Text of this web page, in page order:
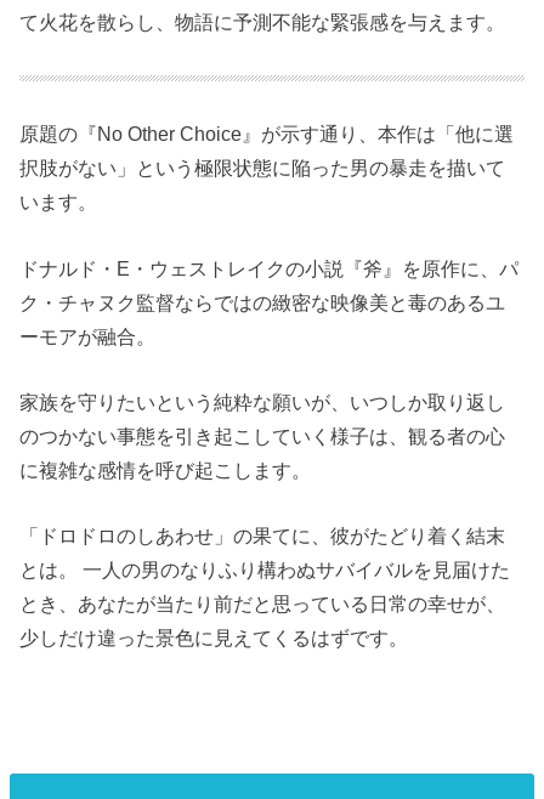
て火花を散らし、物語に予測不能な緊張感を与えます。
原題の『No Other Choice』が示す通り、本作は「他に選
択肢がない」という極限状態に陥った男の暴走を描いて
います。
ドナルド・E・ウェストレイクの小説『斧』を原作に、パ
ク・チャヌク監督ならではの緻密な映像美と毒のあるユ
ーモアが融合。
家族を守りたいという純粋な願いが、いつしか取り返し
のつかない事態を引き起こしていく様子は、観る者の心
に複雑な感情を呼び起こします。
「ドロドロのしあわせ」の果てに、彼がたどり着く結末
とは。 一人の男のなりふり構わぬサバイバルを見届けた
とき、あなたが当たり前だと思っている日常の幸せが、
少しだけ違った景色に見えてくるはずです。